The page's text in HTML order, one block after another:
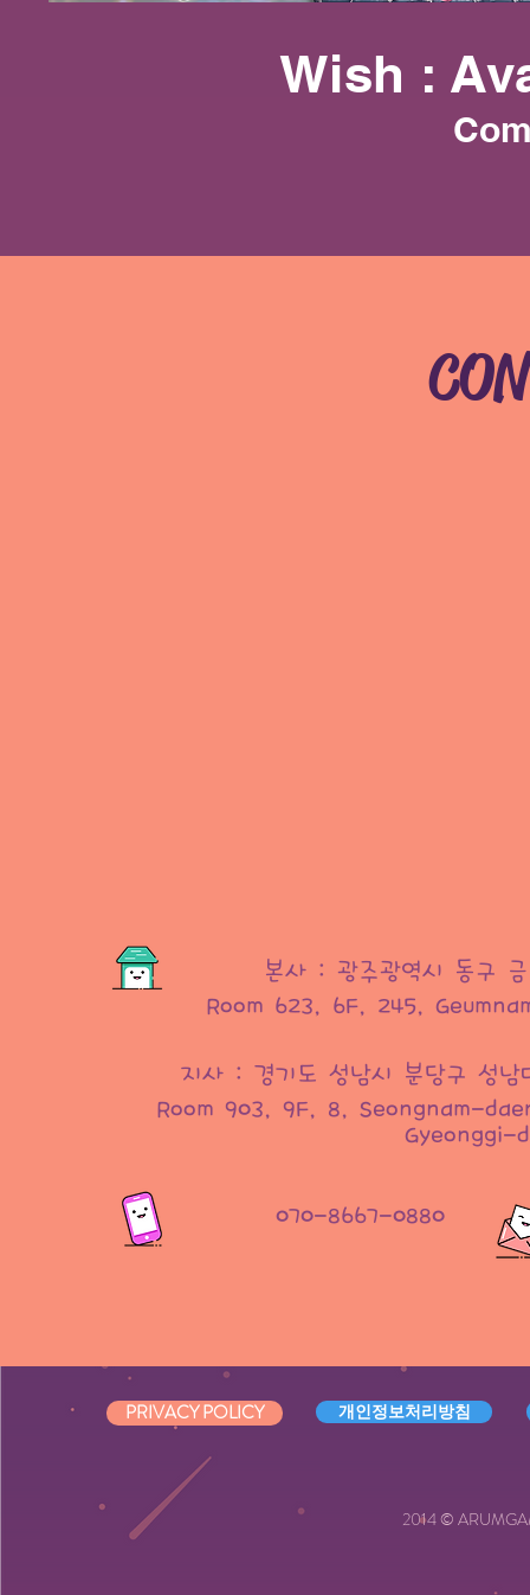
Wish :
본사 : 광주광역시 동구
Room 623, 6F, 245,
지사 : 경기도 성남시 분당구 성
Room 903, 9F, 8, Seongnam-
Gyeonggi-
070-8667-0880
PRIVACY POLICY 개인정보처리방침
2014 ©